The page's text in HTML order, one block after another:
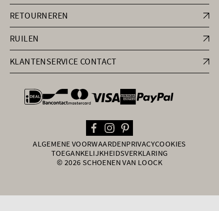
RETOURNEREN
RUILEN
KLANTENSERVICE CONTACT
general.paymentOptions
ALGEMENE VOORWAARDENPRIVACYCOOKIES
TOEGANKELIJKHEIDSVERKLARING
© 2026 SCHOENEN VAN LOOCK